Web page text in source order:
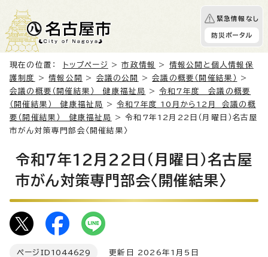
緊急情報なし
防災ポータル
現在の位置： トップページ >市政情報 > 情報公開と個人情報保
護制度
>情報公開 > 会議の公開 >会議の概要（開催結果）
>
会議の概要（開催結果） 健康福祉局
>令和7年度 会議の概要
（開催結果） 健康福祉局
>令和7年度 10月から12月 会議の概
要（開催結果） 健康福祉局
> 令和7年12月22日（月曜日）名古屋
市がん対策専門部会〈開催結果〉
令和7年12月22日（月曜日）名古屋
市がん対策専門部会〈開催結果〉
ページID 1044629 更新日 2026年1月5日